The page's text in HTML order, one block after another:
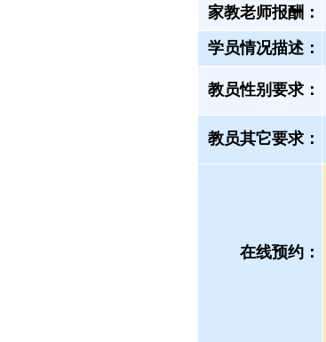
家教老师报酬：
学员情况描述：
教员性别要求：
教员其它要求：
在线预约：